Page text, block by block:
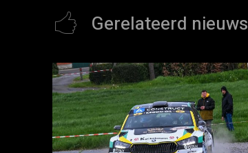
Gerelateerd nieuws